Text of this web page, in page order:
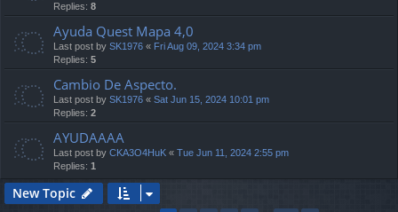
Replies: 8
Ayuda Quest Mapa 4,0
Last post by SK1976 « Fri Aug 09, 2024 3:34 pm
Replies: 5
Cambio De Aspecto.
Last post by SK1976 « Sat Jun 15, 2024 10:01 pm
Replies: 2
AYUDAAAA
Last post by CKA3O4HuK « Tue Jun 11, 2024 2:55 pm
Replies: 1
New Topic